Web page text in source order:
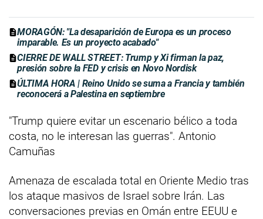
MORAGÓN: "La desaparición de Europa es un proceso
imparable. Es un proyecto acabado"
CIERRE DE WALL STREET: Trump y Xi firman la paz,
presión sobre la FED y crisis en Novo Nordisk
ÚLTIMA HORA | Reino Unido se suma a Francia y también
reconocerá a Palestina en septiembre
"Trump quiere evitar un escenario bélico a toda
costa, no le interesan las guerras". Antonio
Camuñas
Amenaza de escalada total en Oriente Medio tras
los ataque masivos de Israel sobre Irán. Las
conversaciones previas en Omán entre EEUU e